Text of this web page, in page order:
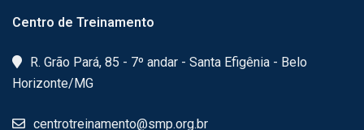
Centro de Treinamento
R. Grão Pará, 85 - 7º andar - Santa Efigênia - Belo
Horizonte/MG
centrotreinamento@smp.org.br